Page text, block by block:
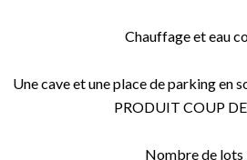
Chauffage et eau
Une cave et une place de parking en
PRODUIT COUP
Nombre de lots